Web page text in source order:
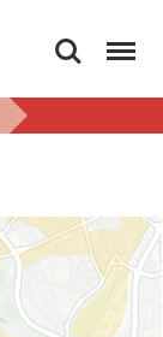
Zoeken Menu